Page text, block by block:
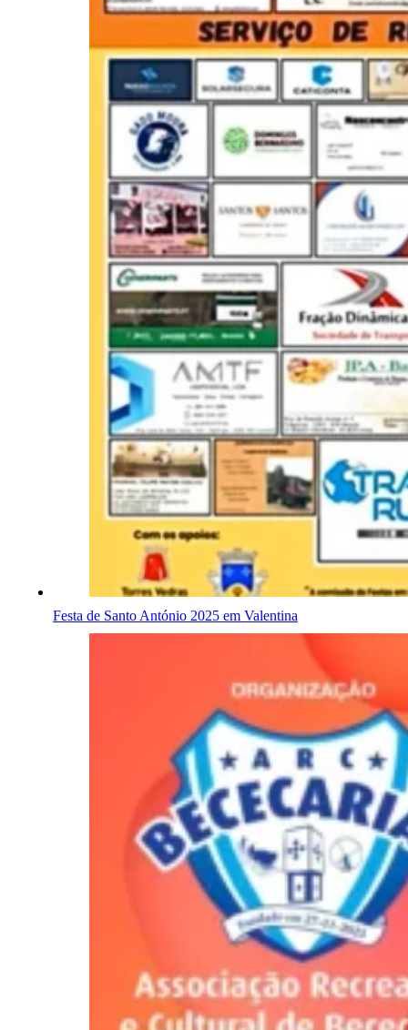
Festa de Santo António 2025 em Valentina